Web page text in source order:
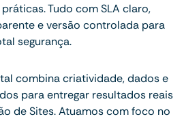
Tudo com SLA claro,
e versão controlada para
segurança.
combina criatividade, dados e
para entregar resultados reais
de Sites. Atuamos com foco no